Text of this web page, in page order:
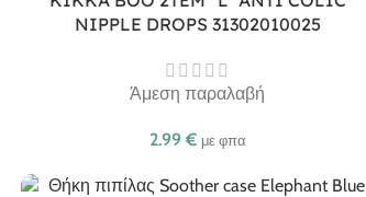
NIPPLE DROPS 31302010025
Άμεση παραλαβή
2.99 € με φπα